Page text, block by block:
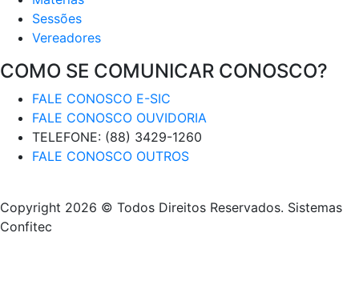
Sessões
Vereadores
COMO SE COMUNICAR CONOSCO?
FALE CONOSCO E-SIC
FALE CONOSCO OUVIDORIA
TELEFONE: (88) 3429-1260
FALE CONOSCO OUTROS
Copyright 2026 © Todos Direitos Reservados. Sistemas
Confitec